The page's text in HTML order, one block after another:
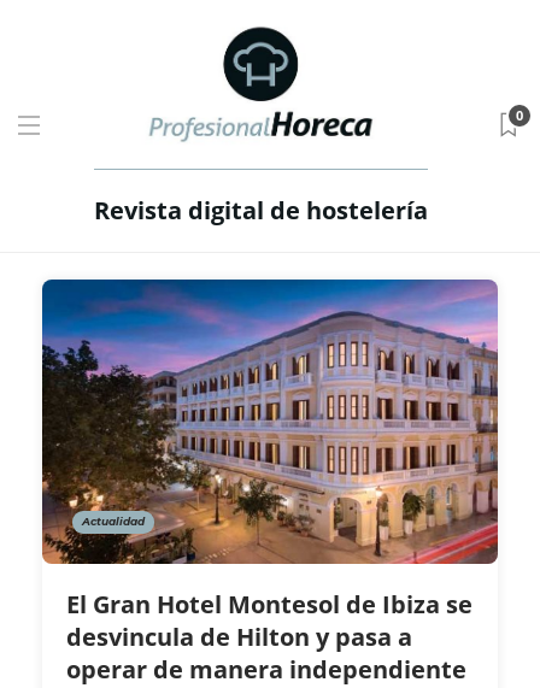
Revista digital de hostelería
0
Actualidad
El Gran Hotel Montesol de Ibiza se
desvincula de Hilton y pasa a
operar de manera independiente